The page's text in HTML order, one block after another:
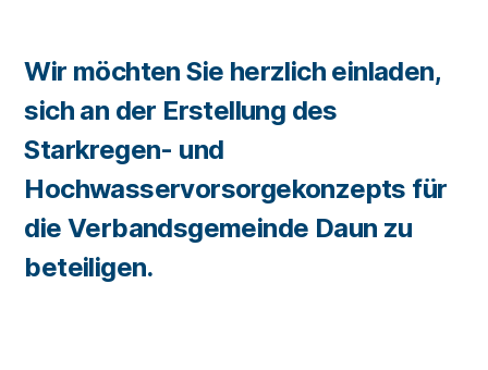
Wir möchten Sie herzlich einladen,
sich an der Erstellung des
Starkregen- und
Hochwasservorsorgekonzepts für
die Verbandsgemeinde Daun zu
beteiligen.